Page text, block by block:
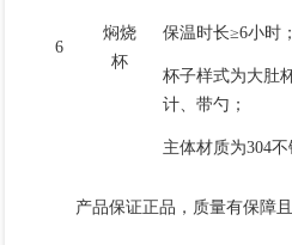
6
焖烧
杯
保温时长≥6小时；
杯子样式为大肚
计、带勺；
主体材质为304不
产品保证正品，质量有保障